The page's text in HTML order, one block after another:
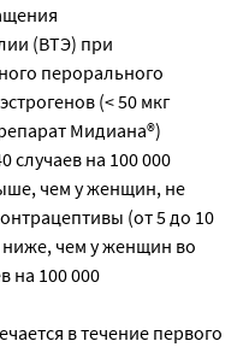
(ВТЭ) при
перорального
(< 50 мкг
Мидиана®)
случаев на 100 000
чем у женщин, не
(от 5 до 10
чем у женщин во
на 100 000
в течение первого